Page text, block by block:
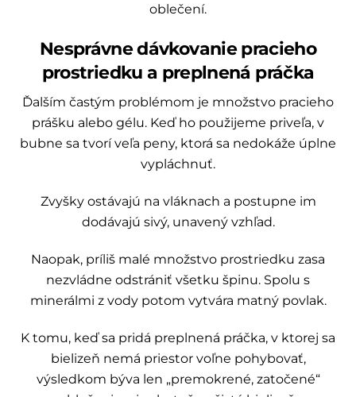
oblečení.
Nesprávne dávkovanie pracieho
prostriedku a preplnená práčka
Ďalším častým problémom je množstvo pracieho
prášku alebo gélu. Keď ho použijeme priveľa, v
bubne sa tvorí veľa peny, ktorá sa nedokáže úplne
vypláchnuť.
Zvyšky ostávajú na vláknach a postupne im
dodávajú sivý, unavený vzhľad.
Naopak, príliš malé množstvo prostriedku zasa
nezvládne odstrániť všetku špinu. Spolu s
minerálmi z vody potom vytvára matný povlak.
K tomu, keď sa pridá preplnená práčka, v ktorej sa
bielizeň nemá priestor voľne pohybovať,
výsledkom býva len „premokrené, zatočené“